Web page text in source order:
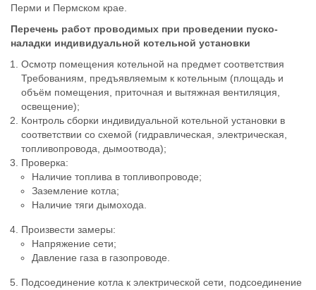
Перми и Пермском крае.
Перечень работ проводимых при проведении пуско-
наладки индивидуальной котельной установки
Осмотр помещения котельной на предмет соответствия
Требованиям, предъявляемым к котельным (площадь и
объём помещения, приточная и вытяжная вентиляция,
освещение);
Контроль сборки индивидуальной котельной установки в
соответствии со схемой (гидравлическая, электрическая,
топливопровода, дымоотвода);
Проверка:
Наличие топлива в топливопроводе;
Заземление котла;
Наличие тяги дымохода.
Произвести замеры:
Напряжение сети;
Давление газа в газопроводе.
Подсоединение котла к электрической сети, подсоединение